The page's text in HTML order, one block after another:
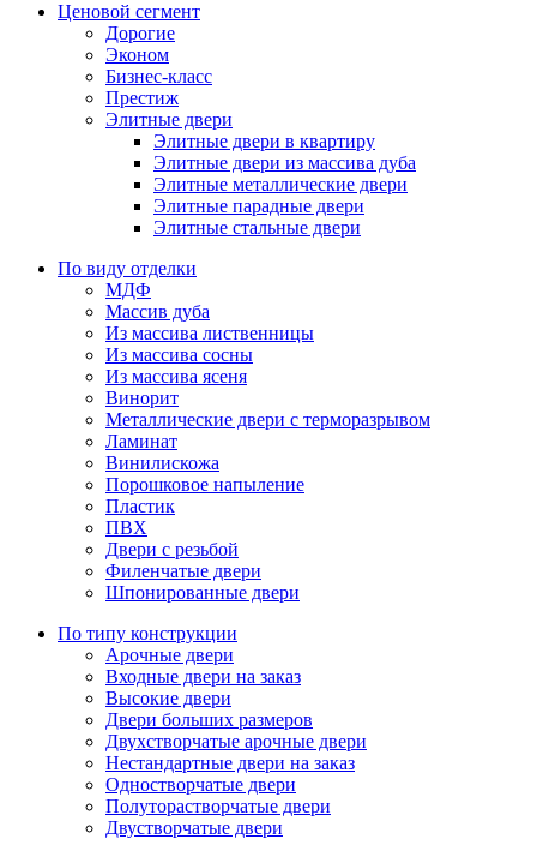
Ценовой сегмент
Дорогие
Эконом
Бизнес-класс
Престиж
Элитные двери
Элитные двери в квартиру
Элитные двери из массива дуба
Элитные металлические двери
Элитные парадные двери
Элитные стальные двери
По виду отделки
МДФ
Массив дуба
Из массива лиственницы
Из массива сосны
Из массива ясеня
Винорит
Металлические двери с терморазрывом
Ламинат
Винилискожа
Порошковое напыление
Пластик
ПВХ
Двери с резьбой
Филенчатые двери
Шпонированные двери
По типу конструкции
Арочные двери
Входные двери на заказ
Высокие двери
Двери больших размеров
Двухстворчатые арочные двери
Нестандартные двери на заказ
Одностворчатые двери
Полуторастворчатые двери
Двустворчатые двери